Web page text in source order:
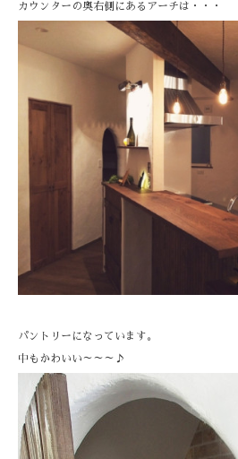
カウンターの奥右側にあるアーチは・・・
パントリーになっています。
中もかわいい～～～♪